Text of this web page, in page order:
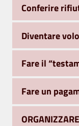
Conferire
Diventare
Fare il
Fare un